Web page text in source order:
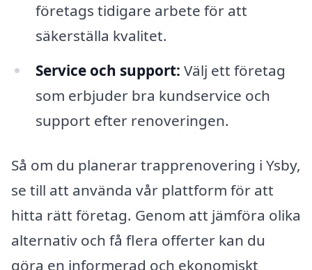
företags tidigare arbete för att
säkerställa kvalitet.
Service och support: Välj ett företag
som erbjuder bra kundservice och
support efter renoveringen.
Så om du planerar trapprenovering i Ysby,
se till att använda vår plattform för att
hitta rätt företag. Genom att jämföra olika
alternativ och få flera offerter kan du
göra en informerad och ekonomiskt